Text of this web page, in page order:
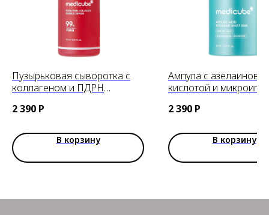
Пузырьковая сыворотка с
коллагеном и ПДРН
Bubble Serum, 95ml
2 390 Р
В корзину
Ампула с
кислотой и
Exosome Shot 2000,
2 390 Р
В корзину